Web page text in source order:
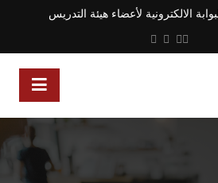
الالكترونية لأعضاء هيئة التدريس